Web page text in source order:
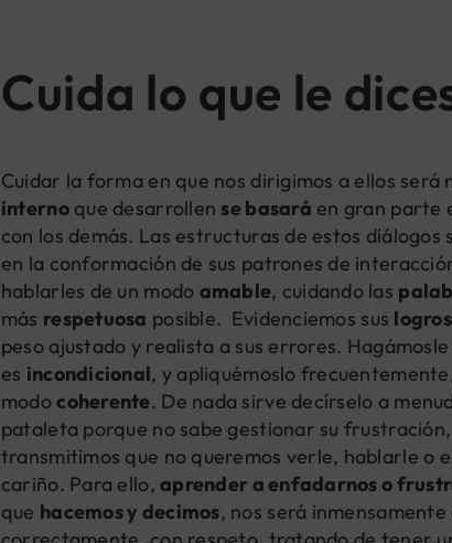
Cuida lo que le
Cuidar la forma en que nos dirigimos a ellos
internoque desarrollense basará en gran parte
con los demás. Las estructuras de estos
en la conformación de sus patrones de
hablarles de un modo amable, cuidando las
más respetuosa posible. Evidenciemos sus logros
peso ajustado y realista a sus errores.
es incondicional, y apliquémoslo
modocoherente. De nada sirve decírselo a
pataleta porque no sabe gestionar su
transmitimos que no queremos verle, hablarle o
cariño. Para ello,aprender a enfadarnos o
que hacemos y decimos, nos será